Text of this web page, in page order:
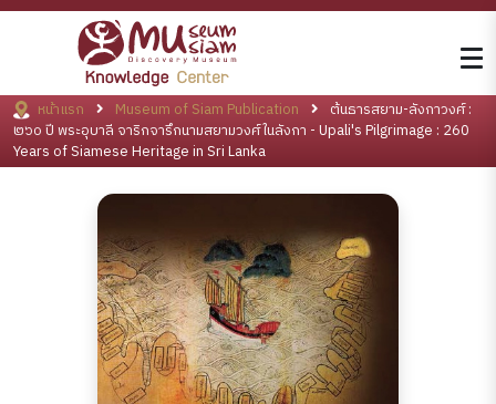
หน้าแรก Museum of Siam Publication
ต้นธารสยาม-ลังกาวงศ์ :
๒๖๐ ปี พระอุบาลี จาริกจารึกนามสยามวงศ์ในลังกา - Upali's Pilgrimage : 260
Years of Siamese Heritage in Sri Lanka